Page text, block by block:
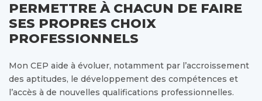
PERMETTRE À CHACUN DE FAIRE
SES PROPRES CHOIX
PROFESSIONNELS
Mon CEP aide à évoluer, notamment par l’accroissement
des aptitudes, le développement des compétences et
l’accès à de nouvelles qualifications professionnelles.